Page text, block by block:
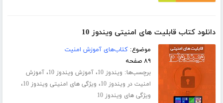
دانلود کتاب قابلیت های امنیتی ویندوز 10
موضوع:کتاب‌های آموزش امنیت
۸۹ صفحه
برچسب‌ها: ویندوز 10 ،آموزش ویندوز 10 ،آموزش
امنیت در ویندوز 10
، ویژگی های امنیتی ویندوز 10 ،
ویژگی های ویندوز 10